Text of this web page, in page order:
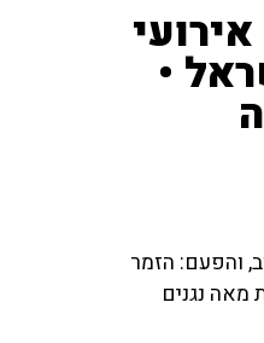
על אירועי
•
והפעם: הזמר
מאה נגנים